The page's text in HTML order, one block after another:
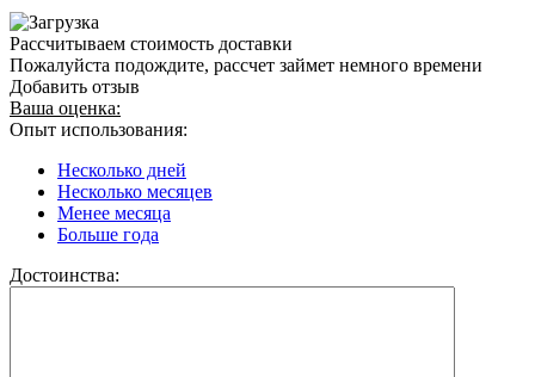
Рассчитываем стоимость доставки
Пожалуйста подождите, рассчет займет немного времени
Добавить отзыв
Ваша оценка:
Опыт использования:
Несколько дней
Несколько месяцев
Менее месяца
Больше года
Достоинства: